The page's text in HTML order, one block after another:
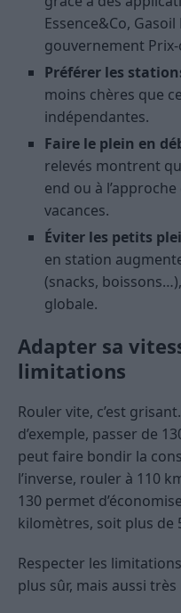
Essence&Co,
gouvernement
Préférer les
moins chères que
indépendantes.
Faire le plein en
relevés montrent
end ou à
vacances.
Éviter les petits
en station
(snacks,
globale.
Adapter sa
limitations
Rouler vite, c’est
d’exemple, passer de
peut faire bondir la
l’inverse, rouler à 110
130 permet
kilomètres, soit plus de
Respecter les
plus sûr, mais aussi